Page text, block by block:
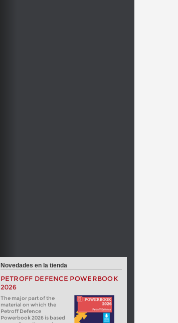
Novedades en la tienda
PETROFF DEFENCE POWERBOOK
2026
The major part of the
material on which the
Petroff Defence
Powerbook 2026 is based